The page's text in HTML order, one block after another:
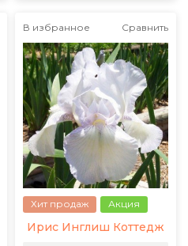
В избранное Сравнить
Хит продаж Акция
Ирис Инглиш Коттедж